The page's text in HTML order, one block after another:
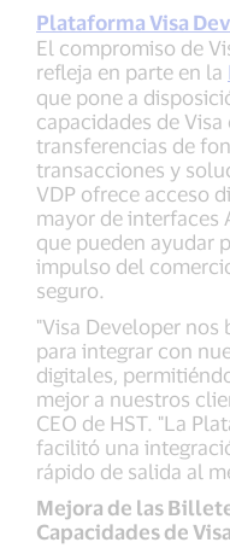
Plataforma Visa
El compromiso de
refleja en parte en la
que pone a
capacidades de
transferencias de
transacciones y
VDP ofrece acceso
mayor de interfaces
que pueden ayudar
impulso del
seguro.
"Visa Developer
para integrar con
digitales,
mejor a nuestros
CEO de HST. "La
facilitó una
rápido de salida al
Mejora de las
Capacidades de